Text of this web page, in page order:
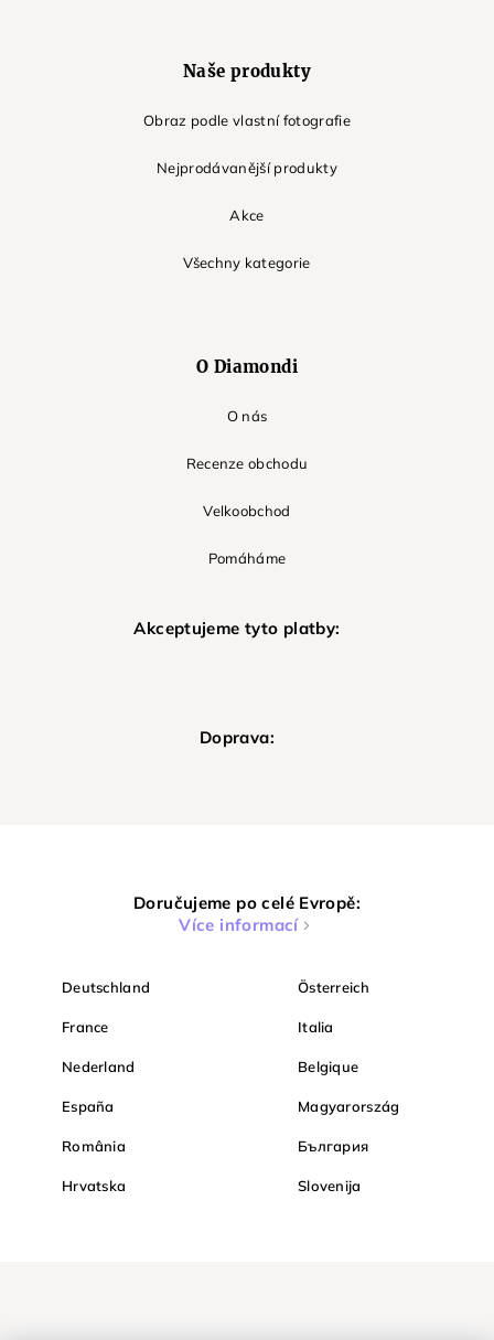
Naše produkty
Obraz podle vlastní fotografie
Nejprodávanější produkty
Akce
Všechny kategorie
O Diamondi
O nás
Recenze obchodu
Velkoobchod
Pomáháme
Akceptujeme tyto platby:
Doprava:
Doručujeme po celé Evropě:
Více informací
Deutschland Österreich
France Italia
Nederland Belgique
España Magyarország
România България
Hrvatska Slovenija